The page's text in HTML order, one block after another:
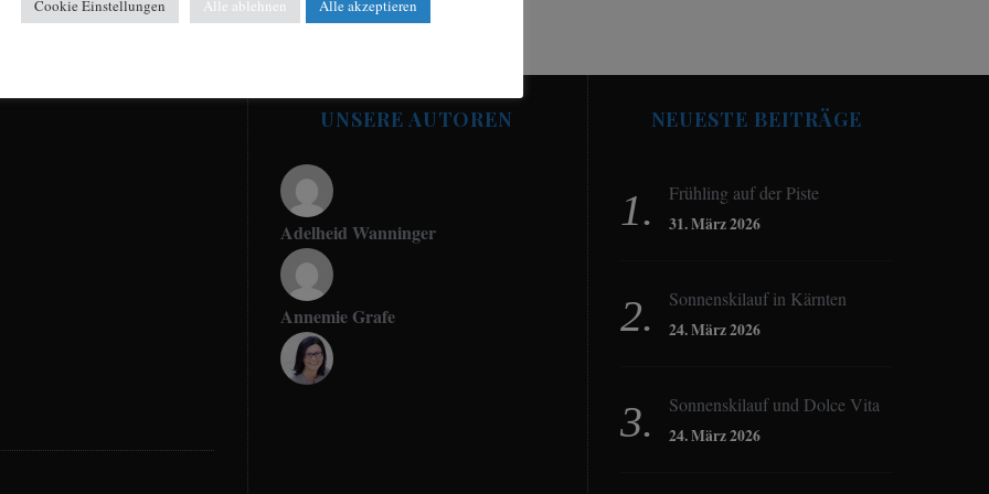
UNSERE AUTOREN
Adelheid Wanninger
Annemie Grafe
NEUESTE BEITRÄGE
Frühling auf der Piste
31. März 2026
Sonnenskilauf in Kärnten
24. März 2026
Sonnenskilauf und Dolce Vita
24. März 2026
Cookie Einstellungen Alle ablehnen Alle akzeptieren